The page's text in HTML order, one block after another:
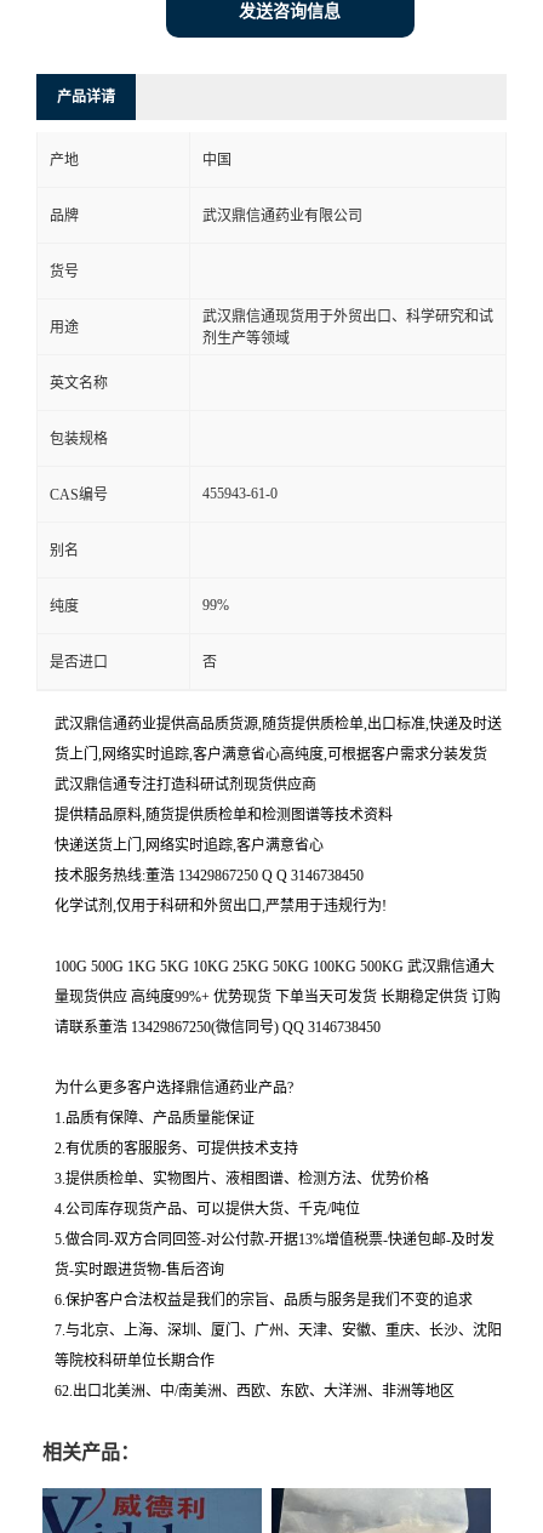
线
发送咨询信息
产品详请
产地 中国
品牌 武汉鼎信通药业有限公司
货号
用途
武汉鼎信通现货用于外贸出口、科学研究和试
剂生产等领域
英文名称
包装规格
CAS编号 455943-61-0
别名
纯度 99%
是否进口 否
武汉鼎信通药业提供高品质货源,随货提供质检单,出口标准,快递及时送
货上门,网络实时追踪,客户满意省心高纯度,可根据客户需求分装发货
武汉鼎信通专注打造科研试剂现货供应商
提供精品原料,随货提供质检单和检测图谱等技术资料
快递送货上门,网络实时追踪,客户满意省心
技术服务热线:董浩 13429867250 Q Q 3146738450
化学试剂,仅用于科研和外贸出口,严禁用于违规行为!
100G 500G 1KG 5KG 10KG 25KG 50KG 100KG 500KG 武汉鼎信通大
量现货供应 高纯度99%+ 优势现货 下单当天可发货 长期稳定供货 订购
请联系董浩 13429867250(微信同号) QQ 3146738450
为什么更多客户选择鼎信通药业产品?
1.品质有保障、产品质量能保证
2.有优质的客服服务、可提供技术支持
3.提供质检单、实物图片、液相图谱、检测方法、优势价格
4.公司库存现货产品、可以提供大货、千克/吨位
5.做合同-双方合同回签-对公付款-开据13%增值税票-快递包邮-及时发
货-实时跟进货物-售后咨询
6.保护客户合法权益是我们的宗旨、品质与服务是我们不变的追求
7.与北京、上海、深圳、厦门、广州、天津、安徽、重庆、长沙、沈阳
等院校科研单位长期合作
62.出口北美洲、中/南美洲、西欧、东欧、大洋洲、非洲等地区
相关产品：